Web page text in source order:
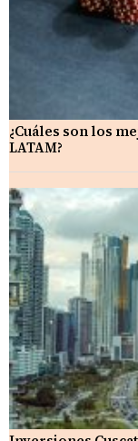
¿Cuáles son los
LATAM?